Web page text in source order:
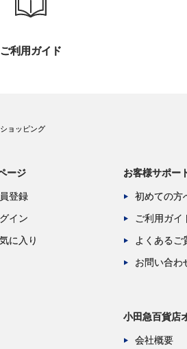
ご利用ガイド
ョッピング
ージ
登録
イン
に入り
お客様サポー
初めての方
ご利用ガイ
よくあるご
お問い合わ
小田急百貨店
会社概要